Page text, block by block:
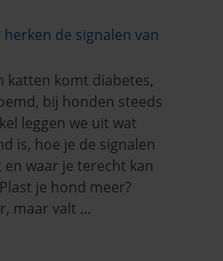
de signalen van
katten komt diabetes,
bij honden steeds
leggen we uit wat
is, hoe je de signalen
waar je terecht kan
je hond meer?
maar valt …